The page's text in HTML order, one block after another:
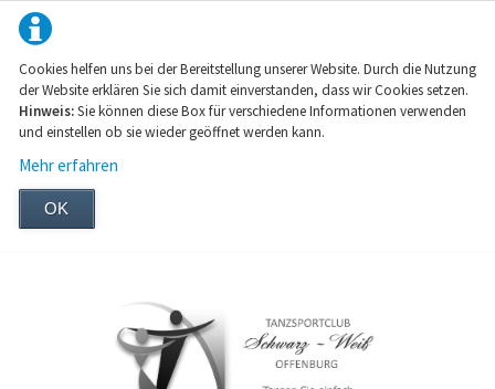
Cookies helfen uns bei der Bereitstellung unserer Website. Durch die Nutzung
der Website erklären Sie sich damit einverstanden, dass wir Cookies setzen.
Hinweis:Sie können diese Box für verschiedene Informationen verwenden
und einstellen ob sie wieder geöffnet werden kann.
Mehr erfahren
OK